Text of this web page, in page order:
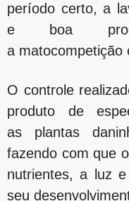
período certo, a
e boa
a matocompetição
O controle
produto de
as plantas
fazendo com que
nutrientes, a luz
seu